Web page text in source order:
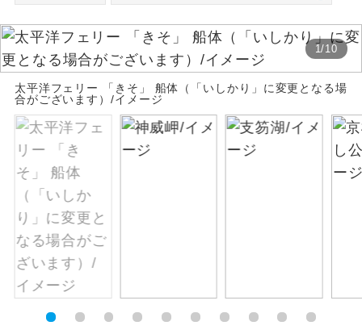
1/10
太平洋フェリー 「きそ」 船体（「いしかり」に変更となる場
合がございます）/イメージ
絶景スポットに立ち寄るコースです。
温泉 温泉地にも宿泊するコースです。
露天風呂
ご宿泊ホテルに露天風呂が付いていま
す。
大浴場
全食事付き
お部屋食
トラベルイヤ
周りの音を気にせず、ガイドさんの説明